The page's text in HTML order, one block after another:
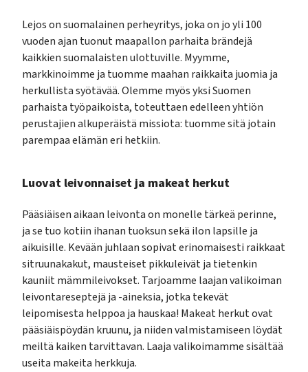
Lejos on suomalainen perheyritys, joka on jo yli 100
vuoden ajan tuonut maapallon parhaita brändejä
kaikkien suomalaisten ulottuville. Myymme,
markkinoimme ja tuomme maahan raikkaita juomia ja
herkullista syötävää. Olemme myös yksi Suomen
parhaista työpaikoista, toteuttaen edelleen yhtiön
perustajien alkuperäistä missiota: tuomme sitä jotain
parempaa elämän eri hetkiin.
Luovat leivonnaiset ja makeat herkut
Pääsiäisen aikaan leivonta on monelle tärkeä perinne,
ja se tuo kotiin ihanan tuoksun sekä ilon lapsille ja
aikuisille. Kevään juhlaan sopivat erinomaisesti raikkaat
sitruunakakut, mausteiset pikkuleivät ja tietenkin
kauniit mämmileivokset. Tarjoamme laajan valikoiman
leivontareseptejä ja -aineksia, jotka tekevät
leipomisesta helppoa ja hauskaa! Makeat herkut ovat
pääsiäispöydän kruunu, ja niiden valmistamiseen löydät
meiltä kaiken tarvittavan. Laaja valikoimamme sisältää
useita makeita herkkuja.